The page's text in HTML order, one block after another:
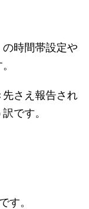
時間帯設定や
さえ報告され
です。
す。